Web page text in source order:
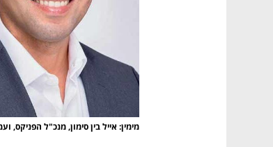
מימין: אייל בין סימון, מנכ"ל